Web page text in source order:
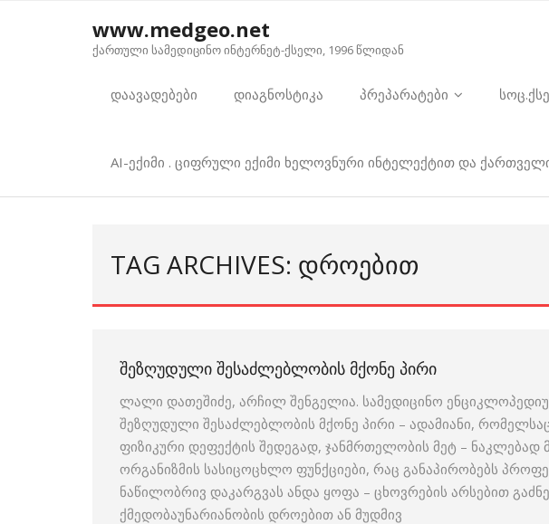
www.medgeo.net
ქართული სამედიცინო ინტერნეტ-ქსელი, 1996 წლიდან
დაავადებები დიაგნოსტიკა პრეპარატები
AI-ექიმი . ციფრული ექიმი ხელოვნური ინტელექტით და
TAG ARCHIVES: ᲓᲠᲝᲔᲑᲘᲗ
ᲨᲔᲖᲦᲣᲓᲣᲚᲘ ᲨᲔᲡᲐᲫᲚᲔᲑᲚᲝᲑᲘᲡ ᲛᲥᲝᲜᲔ ᲞᲘᲠᲘ
ლალი დათეშიძე, არჩილ შენგელია. სამედიცინო
შეზღუდული შესაძლებლობის მქონე პირი – ადამიანი,
ფიზიკური დეფექტის შედეგად, ჯანმრთელობის მეტ –
ორგანიზმის სასიცოცხლო ფუნქციები, რაც განაპირობებს
ნაწილობრივ დაკარგვას ანდა ყოფა – ცხოვრების არსებით
ქმედობაუნარიანობის დროებით ან მუდმივ